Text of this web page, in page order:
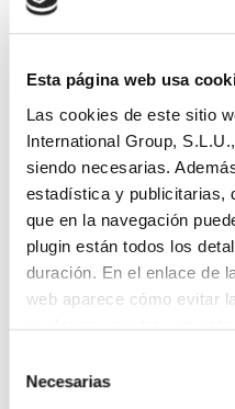
Esta página web usa
Las cookies de este sitio
International Group,
siendo necesarias.
estadística y publicitarias,
que en la navegación
plugin están todos los
duración. En el enlace de
web aparece cómo evitar
habiendo aceptado las
permite conocer algunos
Necesarias
Ideal para Repostería y
como para la
trufas y bombones de
para aromatizar recetas
rebozado para carne y
arroces o curry.